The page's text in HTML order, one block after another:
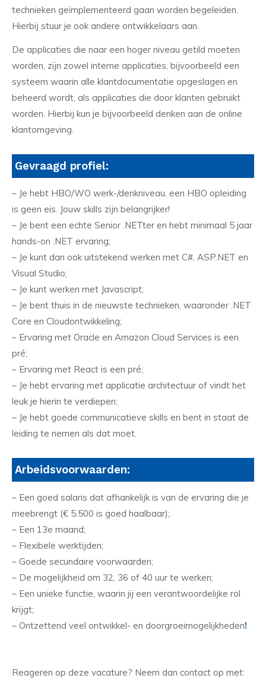
technieken geïmplementeerd gaan worden begeleiden.
Hierbij stuur je ook andere ontwikkelaars aan.
De applicaties die naar een hoger niveau getild moeten
worden, zijn zowel interne applicaties, bijvoorbeeld een
systeem waarin alle klantdocumentatie opgeslagen en
beheerd wordt, als applicaties die door klanten gebruikt
worden. Hierbij kun je bijvoorbeeld denken aan de online
klantomgeving.
Gevraagd profiel:
– Je hebt HBO/WO werk-/denkniveau, een HBO opleiding
is geen eis. Jouw skills zijn belangrijker!
– Je bent een echte Senior .NETter en hebt minimaal 5 jaar
hands-on .NET ervaring;
– Je kunt dan ook uitstekend werken met C#, ASP.NET en
Visual Studio;
– Je kunt werken met Javascript;
– Je bent thuis in de nieuwste technieken, waaronder .NET
Core en Cloudontwikkeling;
– Ervaring met Oracle en Amazon Cloud Services is een
pré;
– Ervaring met React is een pré;
– Je hebt ervaring met applicatie architectuur of vindt het
leuk je hierin te verdiepen;
– Je hebt goede communicatieve skills en bent in staat de
leiding te nemen als dat moet.
Arbeidsvoorwaarden:
– Een goed salaris dat afhankelijk is van de ervaring die je
meebrengt (€ 5.500 is goed haalbaar);
– Een 13e maand;
– Flexibele werktijden;
– Goede secundaire voorwaarden;
– De mogelijkheid om 32, 36 of 40 uur te werken;
– Een unieke functie, waarin jij een verantwoordelijke rol
krijgt;
– Ontzettend veel ontwikkel- en doorgroeimogelijkheden!
Reageren op deze vacature? Neem dan contact op met: